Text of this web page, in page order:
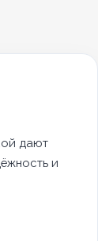
дают
и